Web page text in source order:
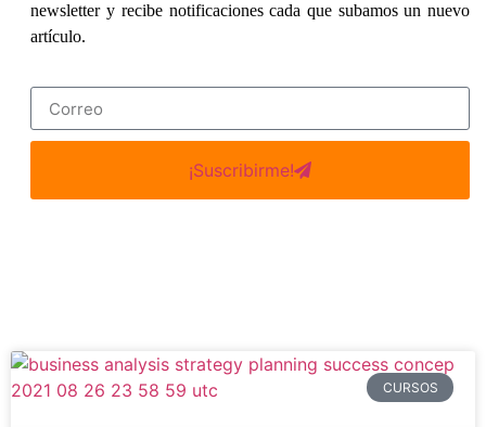
newsletter y recibe notificaciones cada que subamos un nuevo
artículo.
¡Suscribirme!
CURSOS